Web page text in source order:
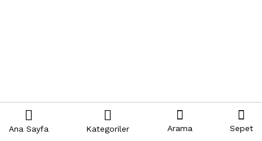
Ana Sayfa Kategoriler Arama Sepet